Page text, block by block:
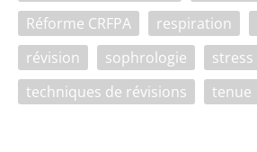
Réforme CRFPA
respiration
révision
sophrologie
stress
techniques de révisions
tenue